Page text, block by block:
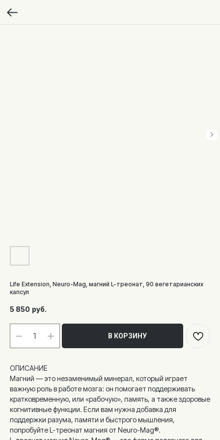
Life Extension, Neuro-Mag, магний L-треонат, 90 вегетарианских
капсул
5 850 руб.
В КОРЗИНУ
ОПИСАНИЕ
Магний — это незаменимый минерал, который играет
важную роль в работе мозга: он помогает поддерживать
кратковременную, или «рабочую», память, а также здоровые
когнитивные функции. Если вам нужна добавка для
поддержки разума, памяти и быстрого мышления,
попробуйте L-треонат магния от Neuro-Mag®.